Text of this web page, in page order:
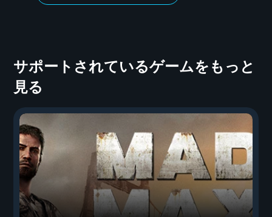
サポートされているゲームをもっと
見る